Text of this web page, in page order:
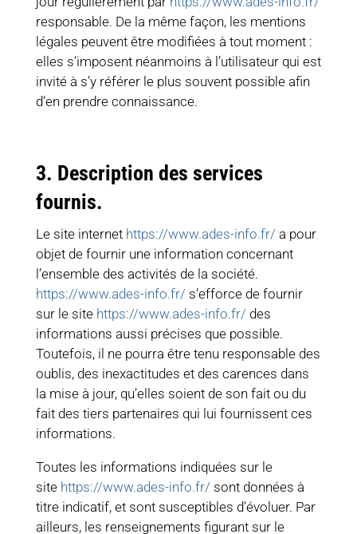
responsable. De la même façon, les mentions
légales peuvent être modifiées à tout moment :
elles s’imposent néanmoins à l’utilisateur qui est
invité à s’y référer le plus souvent possible afin
d’en prendre connaissance.
3. Description des services
fournis.
Le site internet https://www.ades-info.fr/ a pour
objet de fournir une information concernant
l’ensemble des activités de la société.
https://www.ades-info.fr/ s’efforce de fournir
sur le site https://www.ades-info.fr/ des
informations aussi précises que possible.
Toutefois, il ne pourra être tenu responsable des
oublis, des inexactitudes et des carences dans
la mise à jour, qu’elles soient de son fait ou du
fait des tiers partenaires qui lui fournissent ces
informations.
Toutes les informations indiquées sur le
site https://www.ades-info.fr/ sont données à
titre indicatif, et sont susceptibles d’évoluer. Par
ailleurs, les renseignements figurant sur le